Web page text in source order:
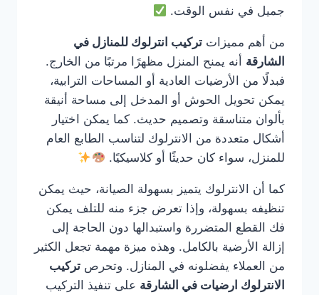
جميل في نفس الوقت.
من أهم مميزات تركيب انترلوك للمنازل في
الشارقة أنه يمنح المنزل مظهرًا مرتبًا من الخارج.
فبدلًا من الأرضيات العادية أو المساحات الترابية،
يمكن تحويل الحوش أو المدخل إلى مساحة أنيقة
بألوان متناسقة وتصميم حديث. كما يمكن اختيار
أشكال متعددة من الانترلوك لتناسب الطابع العام
للمنزل، سواء كان حديثًا أو كلاسيكيًا.
كما أن الانترلوك يتميز بسهولة الصيانة، حيث يمكن
تنظيفه بسهولة، وإذا تعرض جزء منه للتلف يمكن
فك القطع المتضررة واستبدالها دون الحاجة إلى
إزالة الأرضية بالكامل. وهذه ميزة مهمة تجعل الكثير
من العملاء يفضلونه في المنازل. وتحرص تركيب
الانترلوك ارضيات في الشارقة على تنفيذ التركيب